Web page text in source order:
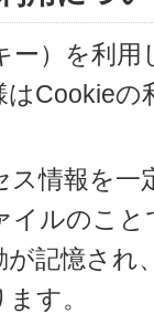
ー）を利
Cookie
情報を
イルのこ
記憶さ
す。